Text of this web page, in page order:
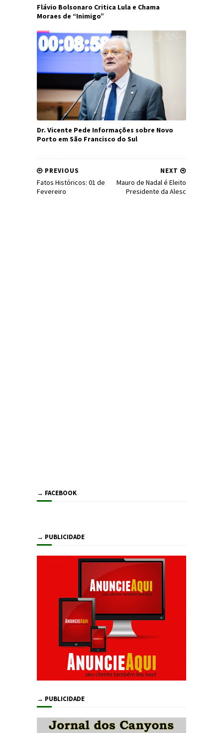
Flávio Bolsonaro Critica Lula e Chama
Moraes de “Inimigo”
Dr. Vicente Pede Informações sobre Novo
Porto em São Francisco do Sul
NEXT
Mauro de Nadal é Eleito
Presidente da Alesc
PREVIOUS
Fatos Históricos: 01 de
Fevereiro
→ FACEBOOK
→ PUBLICIDADE
→ PUBLICIDADE